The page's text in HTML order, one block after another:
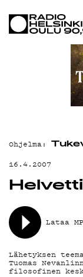
ON-
G
Ohjelma:
16.4.2007
Helvetti
Lataa
Lähetyksen
Tuomas
filosofinen